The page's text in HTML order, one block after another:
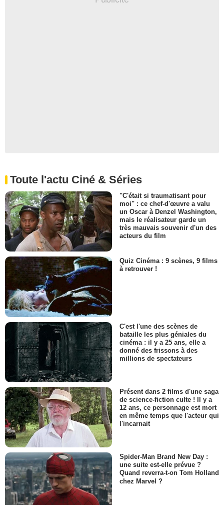
Toute l'actu Ciné & Séries
"C'était si traumatisant pour
moi" : ce chef-d'œuvre a valu
un Oscar à Denzel Washington,
mais le réalisateur garde un
très mauvais souvenir d'un des
acteurs du film
Quiz Cinéma : 9 scènes, 9 films
à retrouver !
C'est l'une des scènes de
bataille les plus géniales du
cinéma : il y a 25 ans, elle a
donné des frissons à des
millions de spectateurs
Présent dans 2 films d'une saga
de science-fiction culte ! Il y a
12 ans, ce personnage est mort
en même temps que l'acteur qui
l'incarnait
Spider-Man Brand New Day :
une suite est-elle prévue ?
Quand reverra-t-on Tom Holland
chez Marvel ?